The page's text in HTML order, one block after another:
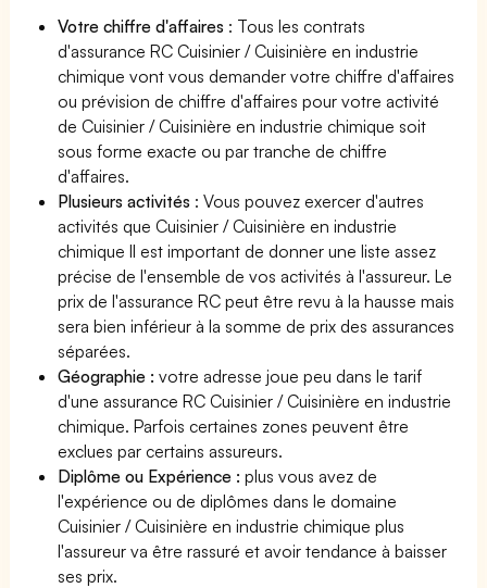
Votre chiffre d'affaires : Tous les contrats
d'assurance RC Cuisinier / Cuisinière en industrie
chimique vont vous demander votre chiffre d'affaires
ou prévision de chiffre d'affaires pour votre activité
de Cuisinier / Cuisinière en industrie chimique soit
sous forme exacte ou par tranche de chiffre
d'affaires.
Plusieurs activités : Vous pouvez exercer d'autres
activités que Cuisinier / Cuisinière en industrie
chimique Il est important de donner une liste assez
précise de l'ensemble de vos activités à l'assureur. Le
prix de l'assurance RC peut être revu à la hausse mais
sera bien inférieur à la somme de prix des assurances
séparées.
Géographie :votre adresse joue peu dans le tarif
d'une assurance RC Cuisinier / Cuisinière en industrie
chimique. Parfois certaines zones peuvent être
exclues par certains assureurs.
Diplôme ou Expérience :plus vous avez de
l'expérience ou de diplômes dans le domaine
Cuisinier / Cuisinière en industrie chimique plus
l'assureur va être rassuré et avoir tendance à baisser
ses prix.